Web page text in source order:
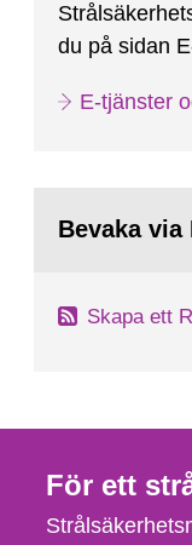
du på sidan
E-tjänster
Bevaka via
Skapa ett
För ett